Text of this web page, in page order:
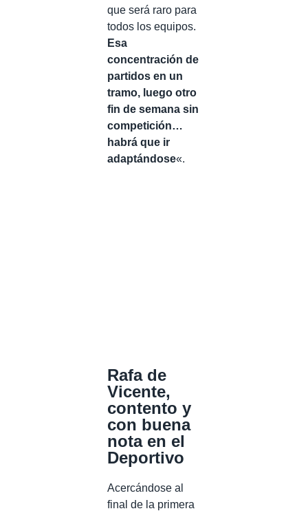
que será raro para
todos los equipos.
Esa
concentración de
partidos en un
tramo, luego otro
fin de semana sin
competición…
habrá que ir
adaptándose«.
Rafa de
Vicente,
contento y
con buena
nota en el
Deportivo
Acercándose al
final de la primera